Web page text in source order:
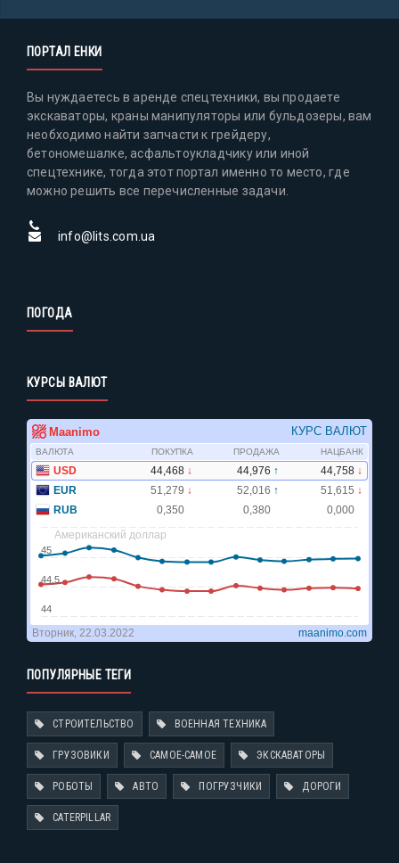
ПОРТАЛ ЕНКИ
Вы нуждаетесь в аренде спецтехники, вы продаете
экскаваторы, краны манипуляторы или бульдозеры, вам
необходимо найти запчасти к грейдеру,
бетономешалке, асфальтоукладчику или иной
спецтехнике, тогда этот портал именно то место, где
можно решить все перечисленные задачи.
info@lits.com.ua
ПОГОДА
КУРСЫ ВАЛЮТ
ПОПУЛЯРНЫЕ ТЕГИ
СТРОИТЕЛЬСТВО ВОЕННАЯ ТЕХНИКА
ГРУЗОВИКИ САМОЕ-САМОЕ ЭКСКАВАТОРЫ
РОБОТЫ АВТО ПОГРУЗЧИКИ ДОРОГИ
CATERPILLAR